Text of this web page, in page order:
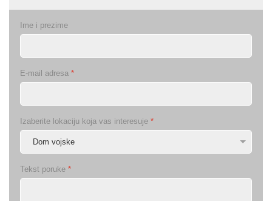
Ime i prezime
E-mail adresa *
Izaberite lokaciju koja vas interesuje *
Tekst poruke *